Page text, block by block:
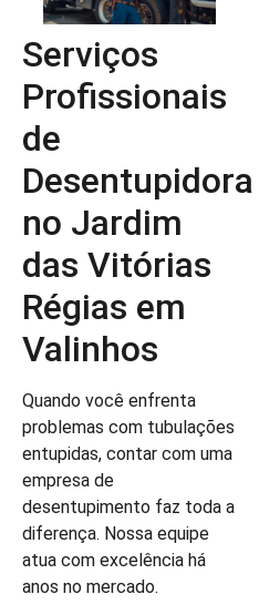
Serviços
Profissionais
de
Desentupidora
no Jardim
das Vitórias
Régias em
Valinhos
Quando você enfrenta
problemas com tubulações
entupidas, contar com uma
empresa de
desentupimento faz toda a
diferença. Nossa equipe
atua com excelência há
anos no mercado.